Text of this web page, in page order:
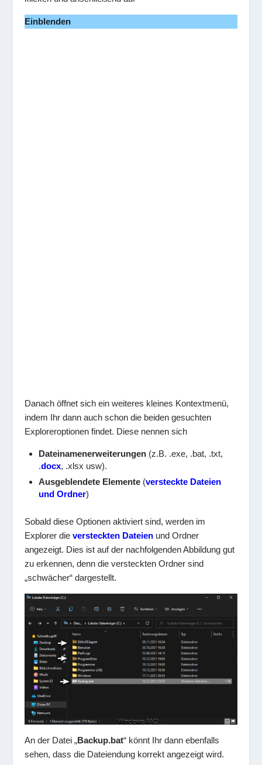
Einblenden
Danach öffnet sich ein weiteres kleines Kontextmenü,
indem Ihr dann auch schon die beiden gesuchten
Exploreroptionen findet. Diese nennen sich
Dateinamenerweiterungen (z.B. .exe, .bat, .txt,
.docx, .xlsx usw).
Ausgeblendete Elemente (versteckte Dateien
und Ordner)
Sobald diese Optionen aktiviert sind, werden im
Explorer dieversteckten Dateien und Ordner
angezeigt. Dies ist auf der nachfolgenden Abbildung gut
zu erkennen, denn die versteckten Ordner sind
„schwächer“ dargestellt.
An der Datei „Backup.bat“ könnt Ihr dann ebenfalls
sehen, dass die Dateiendung korrekt angezeigt wird.